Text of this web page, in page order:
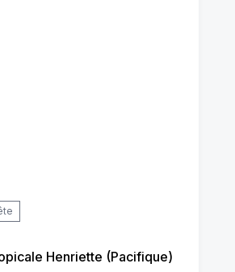
Henriette (Pacifique)